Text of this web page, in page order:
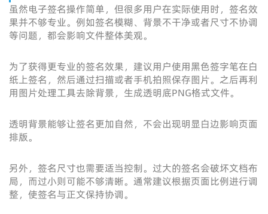
虽然电子签名操作简单，但很多用户在实际使用时，签名效
果并不够专业。例如签名模糊、背景不干净或者尺寸不协调
等问题，都会影响文件整体美观。
为了获得更专业的签名效果，建议用户使用黑色签字笔在白
纸上签名，然后通过扫描或者手机拍照保存图片。之后再利
用图片处理工具去除背景，生成透明底PNG格式文件。
透明背景能够让签名更加自然，不会出现明显白边影响页面
排版。
另外，签名尺寸也需要适当控制。过大的签名会破坏文档布
局，而过小则可能不够清晰。通常建议根据页面比例进行调
整，使签名与正文保持协调。